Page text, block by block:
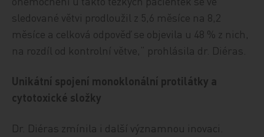
sledované větvi prodloužil z 5,6 měsíce na 8,2
měsíce a celková odpověď se objevila u 48 % z nich,
na rozdíl od kontrolní větve,“ prohlásila dr. Diéras.
Unikátní spojení monoklonální protilátky a
cytotoxické složky
Dr. Diéras zmínila i další významnou inovaci.